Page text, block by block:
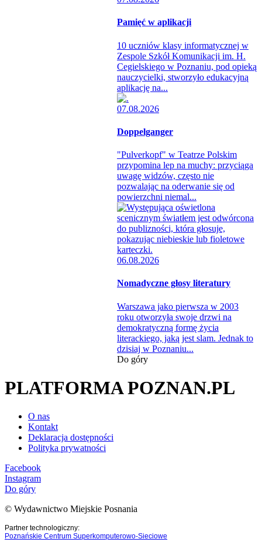
Pamięć w aplikacji
10 uczniów klasy informatycznej w
Zespole Szkół Komunikacji im. H.
Cegielskiego w Poznaniu, pod opieką
nauczycielki, stworzyło edukacyjną
aplikację na...
07.08.2026
Doppelganger
"Pulverkopf" w Teatrze Polskim
przypomina lep na muchy: przyciąga
uwagę widzów, często nie
pozwalając na oderwanie się od
powierzchni niemal...
06.08.2026
Nomadyczne głosy literatury
Warszawa jako pierwsza w 2003
roku otworzyła swoje drzwi na
demokratyczną formę życia
literackiego, jaką jest slam. Jednak to
dzisiaj w Poznaniu...
Do góry
PLATFORMA POZNAN.PL
O nas
Kontakt
Deklaracja dostępności
Polityka prywatności
Facebook
Instagram
Do góry
© Wydawnictwo Miejskie Posnania
Partner technologiczny:
Poznańskie Centrum Superkomputerowo-Sieciowe